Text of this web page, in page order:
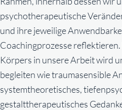
psychotherapeutische
und ihre jeweilige
Coachingprozesse
Körpers in unsere Arbeit wird
begleiten wie traumasensible
systemtheoretisches,
gestalttherapeutisches